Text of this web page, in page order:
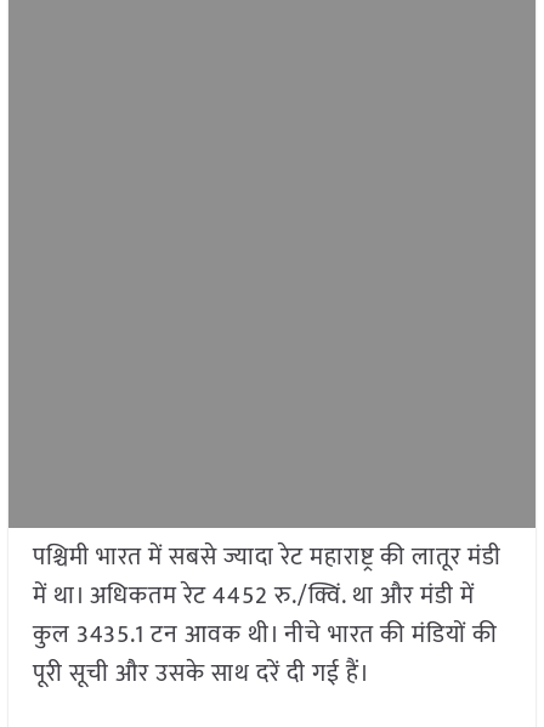
पश्चिमी भारत में सबसे ज्यादा रेट महाराष्ट्र की लातूर मंडी
में था। अधिकतम रेट 4452 रु./क्विं. था और मंडी में
कुल 3435.1 टन आवक थी। नीचे भारत की मंडियों की
पूरी सूची और उसके साथ दरें दी गई हैं।